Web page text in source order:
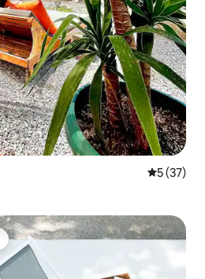
5 de uma
5 (37)